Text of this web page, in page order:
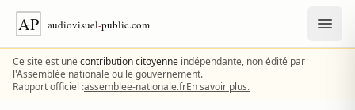
Aller au contenu
Ce site est unecontribution citoyenne indépendante, non édité par
l'Assemblée nationale ou le gouvernement.
Rapport officiel :assemblee-nationale.frEn savoir plus.